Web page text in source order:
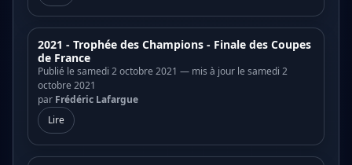
2021 - Trophée des Champions - Finale des Coupes
de France
Publié le samedi 2 octobre 2021 — mis à jour le samedi 2
octobre 2021
par Frédéric Lafargue
Lire